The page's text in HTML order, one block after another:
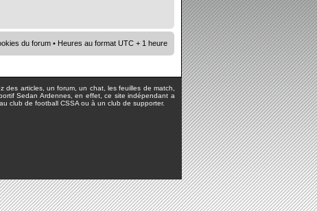
du forum • Heures au format UTC + 1 heure
articles, un forum, un chat, les feuilles de match,
Sedan Ardennes, en effet, ce site indépendant a
club de football CSSA ou à un club de supporter.